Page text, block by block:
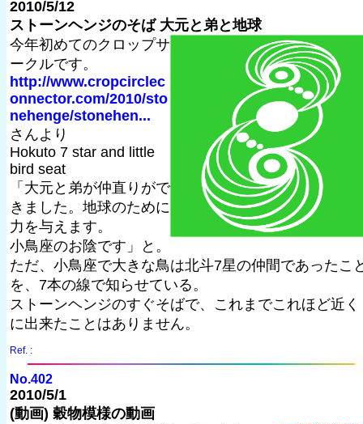
2010/5/12
ストーンヘンジのそば 大元と弟と地球
今年初めてのクロップサ
ークルです。
http://www.cropcirclec
onnector.com/2010/sto
nehenge/stonehen...
さんより
Hokuto 7 star and little
bird seat
「大元と弟が仲直りがで
きました。地球のために
力を与えます。
小鳥座のお陰です」と。
ただ、小鳥座で大きな鳥は北斗7星の仲間であったこ
を、7本の線で知らせている。
ストーンヘンジのすぐそばで、これまでこれほど近く
に出来たことはありません。
Ref. :
No.402
2010/5/1
(動画) 穀物模様の動画